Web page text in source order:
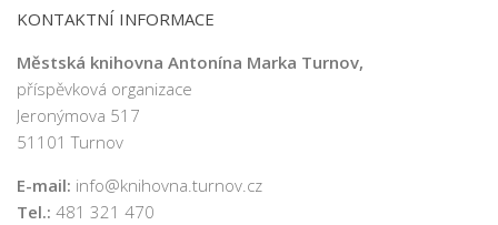
KONTAKTNÍ INFORMACE
Městská knihovna Antonína Marka Turnov,
příspěvková organizace
Jeronýmova 517
51101 Turnov
E-mail: info@knihovna.turnov.cz
Tel.: 481 321 470